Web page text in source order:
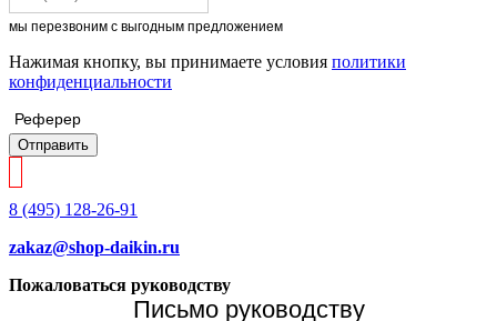
мы перезвоним с выгодным предложением
Нажимая кнопку, вы принимаете условия политики
конфиденциальности
Реферер
Отправить
8 (495) 128-26-91
zakaz@shop-daikin.ru
Пожаловаться руководству
Письмо руководству